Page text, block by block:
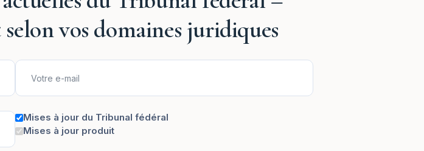
vos domaines juridiques
Mises à jour du Tribunal fédéral
Mises à jour produit